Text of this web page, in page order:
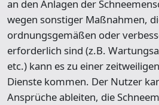
an den Anlagen der
wegen sonstiger Maßnahmen,
ordnungsgemäßen oder
erforderlich sind (z.B.
etc.) kann es zu einer
Dienste kommen. Der Nutzer
Ansprüche ableiten, die